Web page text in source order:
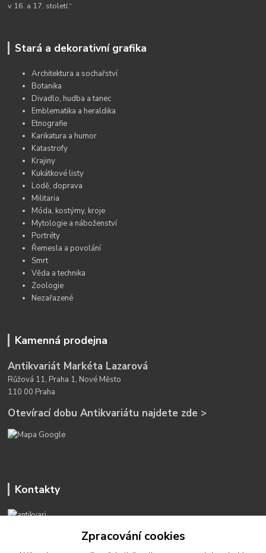
v 16. a 17. století.“
Stará a dekorativní grafika
Architektura a sochařství
Botanika
Divadlo, hudba a tanec
Emblematika a heraldika
Etnografie
Karikatura a humor
Katastrofy
Krajiny
Kukátkové listy
Lodě, doprava
Militaria
Móda, kostýmy, kroje
Mytologie a náboženství
Portréty
Řemesla a povolání
Smrt
Věda a technika
Zoologie
Nezařazené
Kamenná prodejna
Antikvariát Markéta Lazarová
Růžová 11, Praha 1, Nové Město
110 00 Praha
Otevírací dobu Antikvariátu najdete zde >
Kontakty
Zpracování cookies